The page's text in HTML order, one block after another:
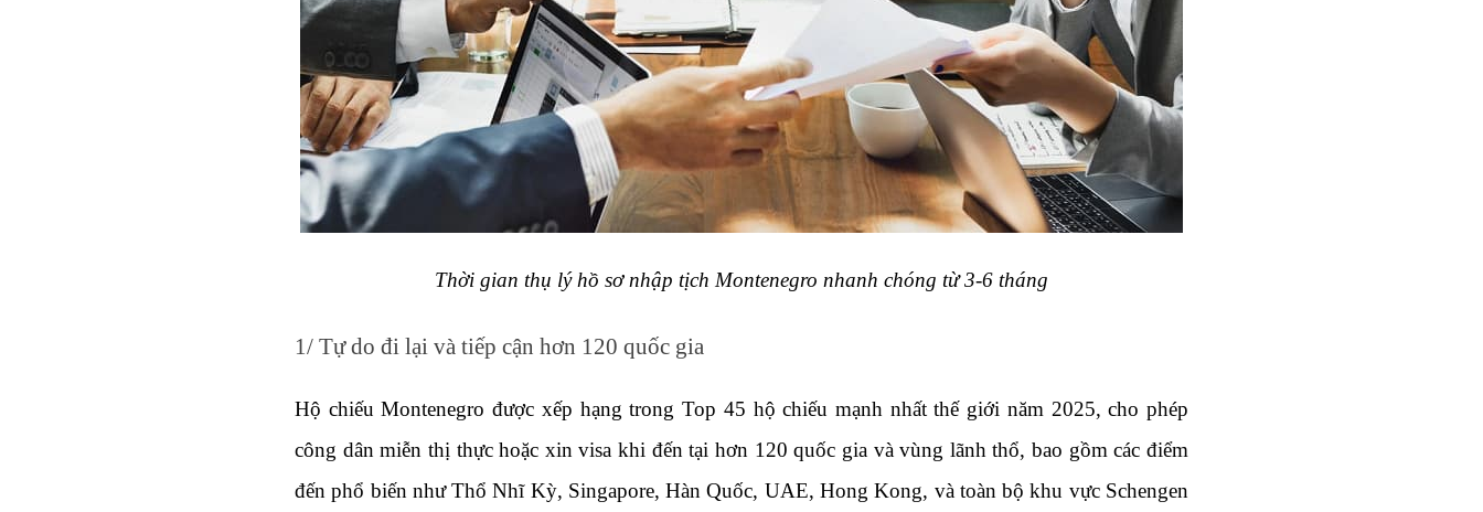
Thời gian thụ lý hồ sơ nhập tịch Montenegro nhanh chóng từ 3-6 tháng
1/ Tự do đi lại và tiếp cận hơn 120 quốc gia
Hộ chiếu Montenegro được xếp hạng trong Top 45 hộ chiếu mạnh nhất thế giới năm 2025, cho phép
công dân miễn thị thực hoặc xin visa khi đến tại hơn 120 quốc gia và vùng lãnh thổ, bao gồm các điểm
đến phổ biến như Thổ Nhĩ Kỳ, Singapore, Hàn Quốc, UAE, Hong Kong, và toàn bộ khu vực Schengen